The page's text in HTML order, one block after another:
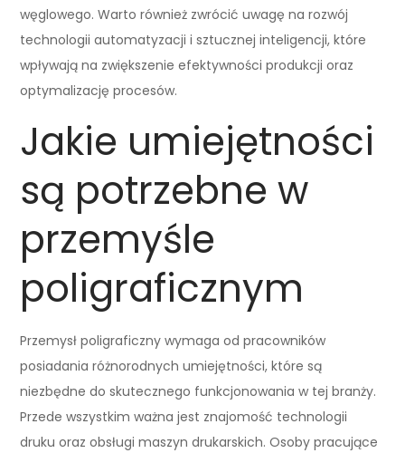
węglowego. Warto również zwrócić uwagę na rozwój
technologii automatyzacji i sztucznej inteligencji, które
wpływają na zwiększenie efektywności produkcji oraz
optymalizację procesów.
Jakie umiejętności
są potrzebne w
przemyśle
poligraficznym
Przemysł poligraficzny wymaga od pracowników
posiadania różnorodnych umiejętności, które są
niezbędne do skutecznego funkcjonowania w tej branży.
Przede wszystkim ważna jest znajomość technologii
druku oraz obsługi maszyn drukarskich. Osoby pracujące